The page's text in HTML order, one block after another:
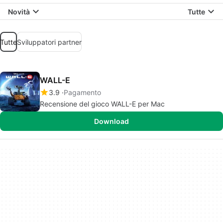
Novità Tutte
TutteSviluppatori partner
WALL-E
3.9 Pagamento
Recensione del gioco WALL-E per Mac
Download